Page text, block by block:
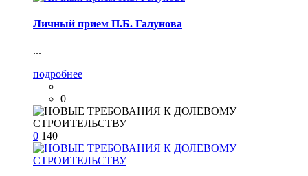
Личный прием П.Б. Галунова
...
подробнее
0
0 140